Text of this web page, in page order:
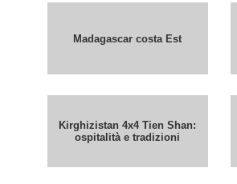
Madagascar costa Est
Kirghizistan 4x4 Tien Shan:
ospitalità e tradizioni